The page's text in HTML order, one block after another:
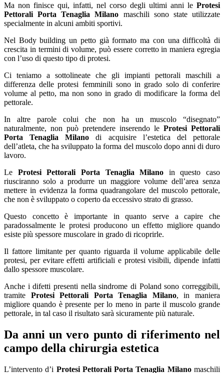
Ma non finisce qui, infatti, nel corso degli ultimi anni le Protesi
Pettorali Porta Tenaglia Milano maschili sono state utilizzate
specialmente in alcuni ambiti sportivi.
Nel Body building un petto già formato ma con una difficoltà di
crescita in termini di volume, può essere corretto in maniera egregia
con l’uso di questo tipo di protesi.
Ci teniamo a sottolineate che gli impianti pettorali maschili a
differenza delle protesi femminili sono in grado solo di conferire
volume al petto, ma non sono in grado di modificare la forma del
pettorale.
In altre parole colui che non ha un muscolo “disegnato”
naturalmente, non può pretendere inserendo le Protesi Pettorali
Porta Tenaglia Milano di acquisire l’estetica del pettorale
dell’atleta, che ha sviluppato la forma del muscolo dopo anni di duro
lavoro.
Le Protesi Pettorali Porta Tenaglia Milano in questo caso
riusciranno solo a produrre un maggiore volume dell’area senza
mettere in evidenza la forma quadrangolare del muscolo pettorale,
che non è sviluppato o coperto da eccessivo strato di grasso.
Questo concetto è importante in quanto serve a capire che
paradossalmente le protesi producono un effetto migliore quando
esiste più spessore muscolare in grado di ricoprirle.
Il fattore limitante per quanto riguarda il volume applicabile delle
protesi, per evitare effetti artificiali e protesi visibili, dipende infatti
dallo spessore muscolare.
Anche i difetti presenti nella sindrome di Poland sono correggibili,
tramite Protesi Pettorali Porta Tenaglia Milano, in maniera
migliore quando è presente per lo meno in parte il muscolo grande
pettorale, in tal caso il risultato sarà sicuramente più naturale.
Da anni un vero punto di riferimento nel
campo della chirurgia estetica
L’intervento d’i Protesi Pettorali Porta Tenaglia Milanomaschili